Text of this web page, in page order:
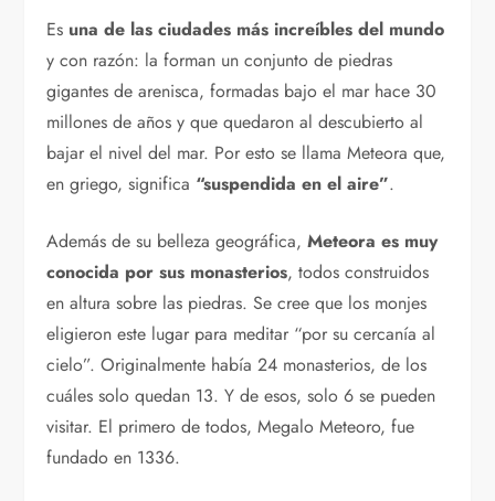
Es una de las ciudades más increíbles del mundo
y con razón: la forman un conjunto de piedras
gigantes de arenisca, formadas bajo el mar hace 30
millones de años y que quedaron al descubierto al
bajar el nivel del mar. Por esto se llama Meteora que,
en griego, significa “suspendida en el aire”.
Además de su belleza geográfica,Meteora es muy
conocida por sus monasterios, todos construidos
en altura sobre las piedras. Se cree que los monjes
eligieron este lugar para meditar “por su cercanía al
cielo”. Originalmente había 24 monasterios, de los
cuáles solo quedan 13. Y de esos, solo 6 se pueden
visitar. El primero de todos, Megalo Meteoro, fue
fundado en 1336.